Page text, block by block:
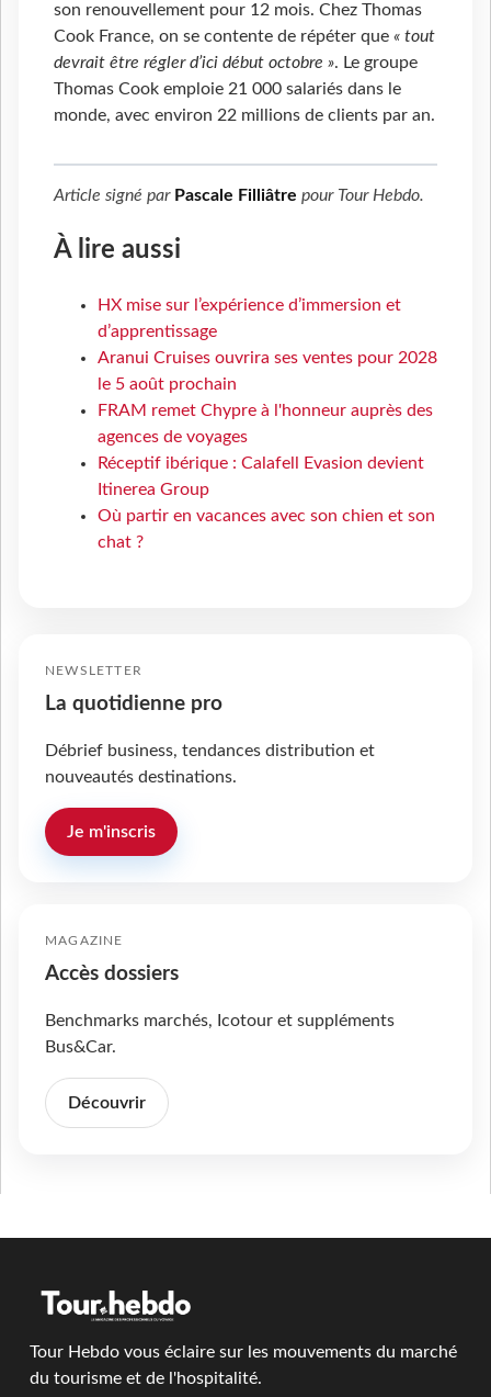
son renouvellement pour 12 mois. Chez Thomas
Cook France, on se contente de répéter que « tout
devrait être régler d’ici début octobre ». Le groupe
Thomas Cook emploie 21 000 salariés dans le
monde, avec environ 22 millions de clients par an.
Article signé par Pascale Filliâtre pour Tour Hebdo.
À lire aussi
HX mise sur l’expérience d’immersion et
d’apprentissage
Aranui Cruises ouvrira ses ventes pour 2028
le 5 août prochain
FRAM remet Chypre à l'honneur auprès des
agences de voyages
Réceptif ibérique : Calafell Evasion devient
Itinerea Group
Où partir en vacances avec son chien et son
chat ?
NEWSLETTER
La quotidienne pro
Débrief business, tendances distribution et
nouveautés destinations.
Je m'inscris
MAGAZINE
Accès dossiers
Benchmarks marchés, Icotour et suppléments
Bus&Car.
Découvrir
Tour Hebdo vous éclaire sur les mouvements du marché
du tourisme et de l'hospitalité.